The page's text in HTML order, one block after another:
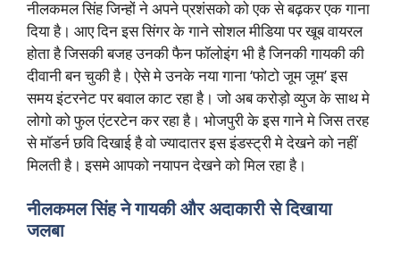
नीलकमल सिंह जिन्हों ने अपने प्रशंसको को एक से बढ़कर एक गाना
दिया है। आए दिन इस सिंगर के गाने सोशल मीडिया पर खूब वायरल
होता है जिसकी बजह उनकी फैन फॉलोइंग भी है जिनकी गायकी की
दीवानी बन चुकी है। ऐसे मे उनके नया गाना ‘फोटो जूम जूम’ इस
समय इंटरनेट पर बवाल काट रहा है। जो अब करोड़ो व्युज के साथ मे
लोगो को फुल एंटरटेन कर रहा है। भोजपुरी के इस गाने मे जिस तरह
से मॉडर्न छवि दिखाई है वो ज्यादातर इस इंडस्ट्री मे देखने को नहीं
मिलती है। इसमे आपको नयापन देखने को मिल रहा है।
नीलकमल सिंह ने गायकी और अदाकारी से दिखाया
जलबा